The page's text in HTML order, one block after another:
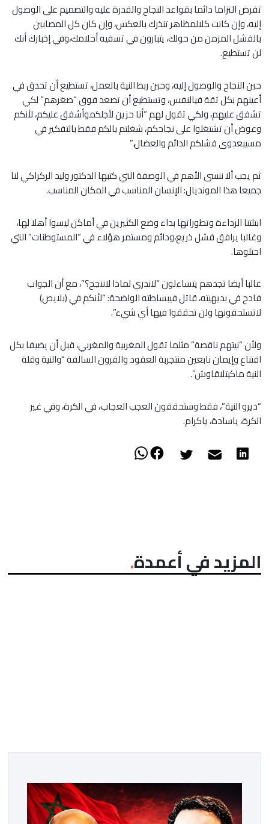
تفرض التزاما دائما بقواعد النجاح والقدرة عليه والتصميم على الوصول
إليه، وإن كانت كلالمظاهر تنذرك بالعكس، وإن كان كل المصابين
بالفشل المزمن من حولك، يتبارون في تسفيه أحلامك،وفي إخبارك أنك
لن تستطيع.
حين النجاح والوصول إليه، وحين ربط النية بالعمل، تستطيع أن تحدق في
أعينهم بكل ثقة فيالنفس، وتستطيع أن تصعد فوق “صغرهم” لكي
تشفق عليهم، ولكي تقول لهم “أنا حزين لأجلكموأشفق عليكم، لأنكم
وعوض أن تشتغلوا على نجاحكم، شغلتم بالكم فقط بالتفكير في
مسيبعدوى فشلكم الدائم والعضال.”
ثم يجب ألا ننسى الأهم في الوصفة التي كتبها الدكتور وليد الركراكي لنا
جميعا هذا المونديال: الإنسان المناسب في المكان المناسب.
ابتلتنا الرداءة وتطوراتها بداء وضع الكثيرين في أماكن ليسوا أهلا لها،
وغالبا يرافق فشل ذريع،ودائم ومستمر هؤلاء في “المستوطنات” التي
احتلوها.
غالبا أيضا تجدهم يتساءلون “لاندري لماذا لاننجح؟”، مع أن الجواب
فادح في بديهيته، قاتل فيبساطته الواضحة: “لأنكم في (بلايص)
لاتستحقونها ولن تحققوا فيها أي شيء”.
ولأن “نيتهم ناقصة” مثلما تقول المغربية والمغربي، قبل أن يضيفا بكل
اقتناع وإيمان نابعين منتجربة العقود والقرون السالفة “والنية وقلة
النية ماكيتلاقاوش”.
“ديرو النية”، فقط وستحققون العجب العجاب، في الكرة، وفي غير
الكرة، ياسادة، ياكرام.
المزيد في أعمدة